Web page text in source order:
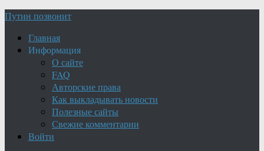
Путин позвонит
Главная
Информация
О сайте
FAQ
Авторские права
Как выкладывать новости
Полезные сайты
Свежие комментарии
Войти